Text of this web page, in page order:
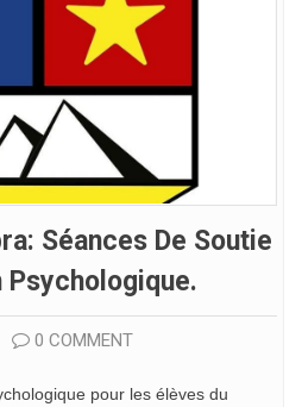
Séances De Soutie
Psychologique.
0 COMMENT
pour les élèves du